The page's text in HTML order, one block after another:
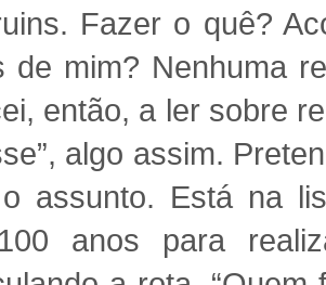
Fazer o quê?
de mim? Nenhuma
então, a ler sobre
algo assim.
assunto. Está na
anos para